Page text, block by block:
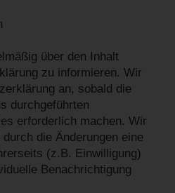
über den Inhalt
zu informieren. Wir
an, sobald die
durchgeführten
erforderlich machen. Wir
die Änderungen eine
(z.B. Einwilligung)
Benachrichtigung